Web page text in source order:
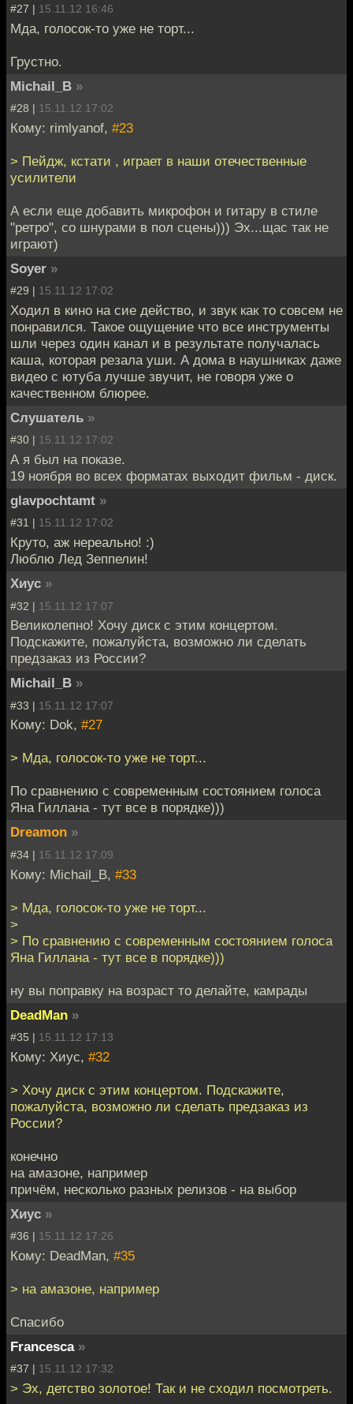
#27 | 15.11.12 16:46
Мда, голосок-то уже не торт...
Грустно.
Michail_B »
#28 | 15.11.12 17:02
Кому: rimlyanof, #23
> Пейдж, кстати , играет в наши отечественные
усилители
А если еще добавить микрофон и гитару в стиле
"ретро", со шнурами в пол сцены))) Эх...щас так не
играют)
Soyer »
#29 | 15.11.12 17:02
Ходил в кино на сие действо, и звук как то совсем не
понравился. Такое ощущение что все инструменты
шли через один канал и в результате получалась
каша, которая резала уши. А дома в наушниках даже
видео с ютуба лучше звучит, не говоря уже о
качественном блюрее.
Слушатель »
#30 | 15.11.12 17:02
А я был на показе.
19 ноября во всех форматах выходит фильм - диск.
glavpochtamt »
#31 | 15.11.12 17:02
Круто, аж нереально! :)
Люблю Лед Зеппелин!
Хиус »
#32 | 15.11.12 17:07
Великолепно! Хочу диск с этим концертом.
Подскажите, пожалуйста, возможно ли сделать
предзаказ из России?
Michail_B »
#33 | 15.11.12 17:07
Кому: Dok, #27
> Мда, голосок-то уже не торт...
По сравнению с современным состоянием голоса
Яна Гиллана - тут все в порядке)))
Dreamon »
#34 | 15.11.12 17:09
Кому: Michail_B, #33
> Мда, голосок-то уже не торт...
>
> По сравнению с современным состоянием голоса
Яна Гиллана - тут все в порядке)))
ну вы поправку на возраст то делайте, камрады
DeadMan »
#35 | 15.11.12 17:13
Кому: Хиус, #32
> Хочу диск с этим концертом. Подскажите,
пожалуйста, возможно ли сделать предзаказ из
России?
конечно
на амазоне, например
причём, несколько разных релизов - на выбор
Хиус »
#36 | 15.11.12 17:26
Кому: DeadMan, #35
> на амазоне, например
Спасибо
Francesca »
#37 | 15.11.12 17:32
> Эх, детство золотое! Так и не сходил посмотреть.